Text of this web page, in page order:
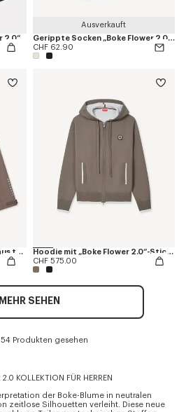
2.0“
Ausverkauft
Gerippte Socken „Boke Flower 2.0“ aus Baumwolle
CHF 62.90
Windjacke „Boke Flower 2.0“ aus technischer Baumwolle
Hoodie mit „Boke Flower 2.0“-Stickerei und Reißverschluss aus Wolle und Baumwolle
CHF 575.00
MEHR SEHEN
Produkten gesehen
2.0 KOLLEKTION FÜR HERREN
der Boke-Blume in neutralen
zeitlose Silhouetten verleiht. Diese neue